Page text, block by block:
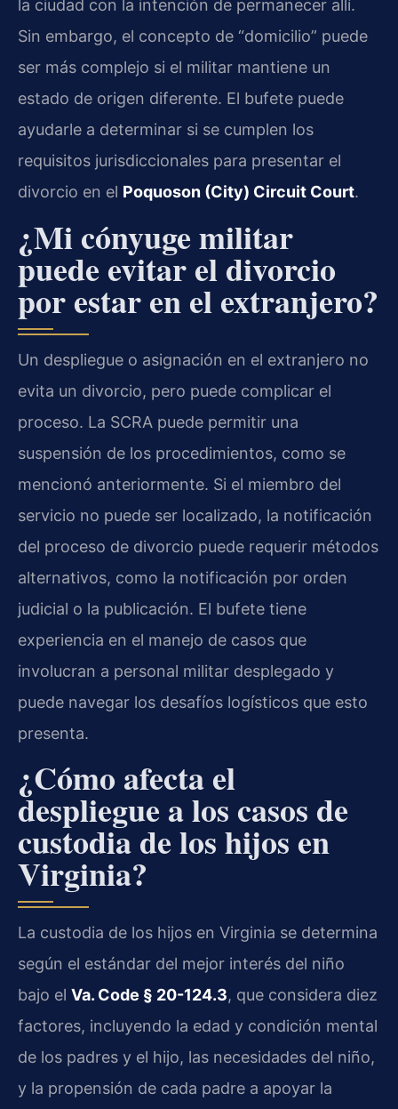
la ciudad con la intención de permanecer allí.
Sin embargo, el concepto de “domicilio” puede
ser más complejo si el militar mantiene un
estado de origen diferente. El bufete puede
ayudarle a determinar si se cumplen los
requisitos jurisdiccionales para presentar el
divorcio en el Poquoson (City) Circuit Court.
¿Mi cónyuge militar
puede evitar el divorcio
por estar en el extranjero?
Un despliegue o asignación en el extranjero no
evita un divorcio, pero puede complicar el
proceso. La SCRA puede permitir una
suspensión de los procedimientos, como se
mencionó anteriormente. Si el miembro del
servicio no puede ser localizado, la notificación
del proceso de divorcio puede requerir métodos
alternativos, como la notificación por orden
judicial o la publicación. El bufete tiene
experiencia en el manejo de casos que
involucran a personal militar desplegado y
puede navegar los desafíos logísticos que esto
presenta.
¿Cómo afecta el
despliegue a los casos de
custodia de los hijos en
Virginia?
La custodia de los hijos en Virginia se determina
según el estándar del mejor interés del niño
bajo el Va. Code § 20-124.3, que considera diez
factores, incluyendo la edad y condición mental
de los padres y el hijo, las necesidades del niño,
y la propensión de cada padre a apoyar la